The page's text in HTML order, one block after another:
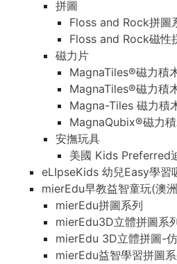
拼圖
Floss and Rock拼圖
Floss and Rock磁性
磁力片
MagnaTiles®磁力積
MagnaTiles®磁力積
Magna-Tiles 磁力積
MagnaQubix®磁力
安撫玩具
美國 Kids Preferred
eLIpseKids 幼兒Easy學習
mierEdu早教益智童玩(澳
mierEdu拼圖系列
mierEdu3D立體拼圖系
mierEdu 3D立體拼圖-
mierEdu益智學習拼圖